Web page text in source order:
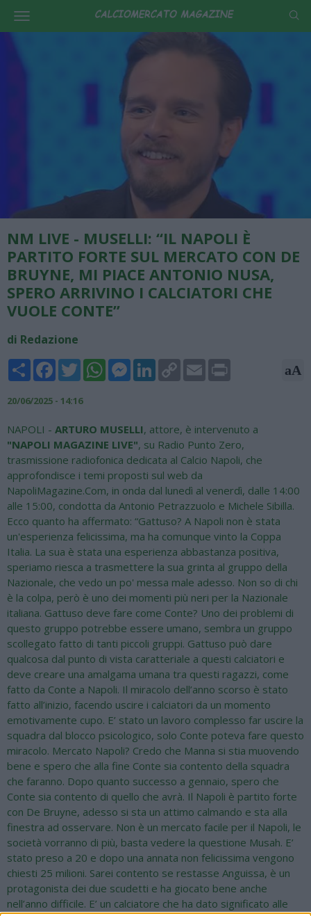
NM LIVE - MUSELLI: “IL NAPOLI È
PARTITO FORTE SUL MERCATO CON DE
BRUYNE, MI PIACE ANTONIO NUSA,
SPERO ARRIVINO I CALCIATORI CHE
VUOLE CONTE”
di Redazione
Share FacebookTwitterWhatsAppMessengerLinkedInCopy
Link
Email aA
20/06/2025 - 14:16
NAPOLI - ARTURO MUSELLI, attore, è intervenuto a
"NAPOLI MAGAZINE LIVE", su Radio Punto Zero,
trasmissione radiofonica dedicata al Calcio Napoli, che
approfondisce i temi proposti sul web da
NapoliMagazine.Com, in onda dal lunedì al venerdì, dalle 14:00
alle 15:00, condotta da Antonio Petrazzuolo e Michele Sibilla.
Ecco quanto ha affermato: “Gattuso? A Napoli non è stata
un'esperienza felicissima, ma ha comunque vinto la Coppa
Italia. La sua è stata una esperienza abbastanza positiva,
speriamo riesca a trasmettere la sua grinta al gruppo della
Nazionale, che vedo un po' messa male adesso. Non so di chi
è la colpa, però è uno dei momenti più neri per la Nazionale
italiana. Gattuso deve fare come Conte? Uno dei problemi di
questo gruppo potrebbe essere umano, sembra un gruppo
scollegato fatto di tanti piccoli gruppi. Gattuso può dare
qualcosa dal punto di vista caratteriale a questi calciatori e
deve creare una amalgama umana tra questi ragazzi, come
fatto da Conte a Napoli. Il miracolo dell’anno scorso è stato
fatto all’inizio, facendo uscire i calciatori da un momento
emotivamente cupo. E’ stato un lavoro complesso far uscire la
squadra dal blocco psicologico, solo Conte poteva fare questo
miracolo. Mercato Napoli? Credo che Manna si stia muovendo
bene e spero che alla fine Conte sia contento della squadra
che faranno. Dopo quanto successo a gennaio, spero che
Conte sia contento di quello che avrà. Il Napoli è partito forte
con De Bruyne, adesso si sta un attimo calmando e sta alla
finestra ad osservare. Non è un mercato facile per il Napoli, le
società vorranno di più, basta vedere la questione Musah. E’
stato preso a 20 e dopo una annata non felicissima vengono
chiesti 25 milioni. Sarei contento se restasse Anguissa, è un
protagonista dei due scudetti e ha giocato bene anche
nell’anno difficile. E’ un calciatore che ha dato significato alle